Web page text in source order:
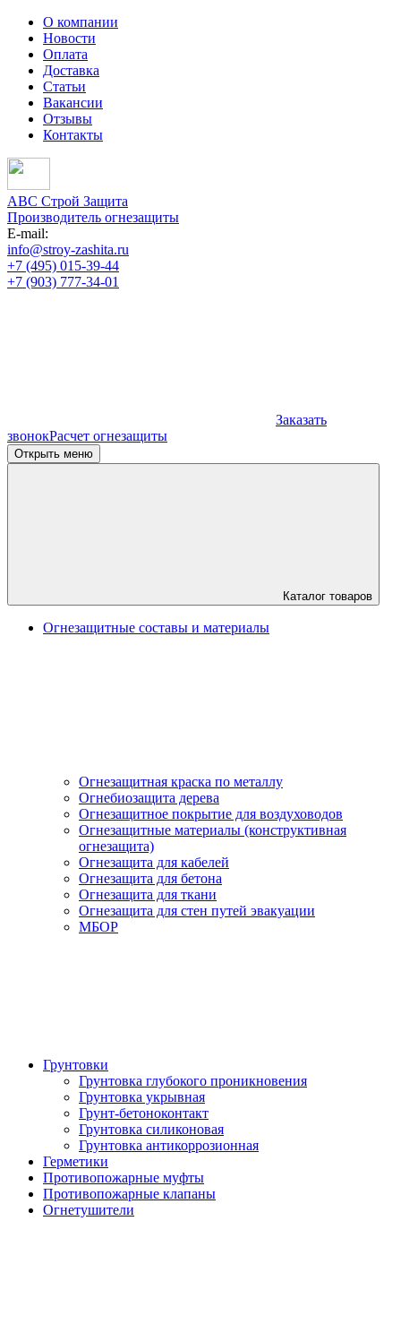
О компании
Новости
Оплата
Доставка
Статьи
Вакансии
Отзывы
Контакты
АВС Строй Защита
Производитель огнезащиты
E-mail:
info@stroy-zashita.ru
+7 (495) 015-39-44
+7 (903) 777-34-01
Заказать
звонокРасчет огнезащиты
Открыть меню
Каталог товаров
Огнезащитные составы и материалы
Огнезащитная краска по металлу
Огнебиозащита дерева
Огнезащитное покрытие для воздуховодов
Огнезащитные материалы (конструктивная
огнезащита)
Огнезащита для кабелей
Огнезащита для бетона
Огнезащита для ткани
Огнезащита для стен путей эвакуации
МБОР
Грунтовки
Грунтовка глубокого проникновения
Грунтовка укрывная
Грунт-бетоноконтакт
Грунтовка силиконовая
Грунтовка антикоррозионная
Герметики
Противопожарные муфты
Противопожарные клапаны
Огнетушители